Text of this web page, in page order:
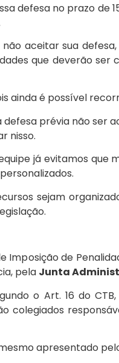
defesa no prazo de
aceitar sua
que deverão
ainda é possível
defesa prévia não
nisso.
já evitamos que
sejam
Imposição de
pela Junta
o Art. 16 do
colegiados
apresentado